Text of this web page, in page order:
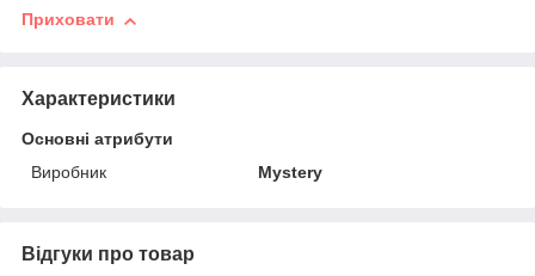
Приховати
Характеристики
Основні атрибути
Виробник
Mystery
Відгуки про товар